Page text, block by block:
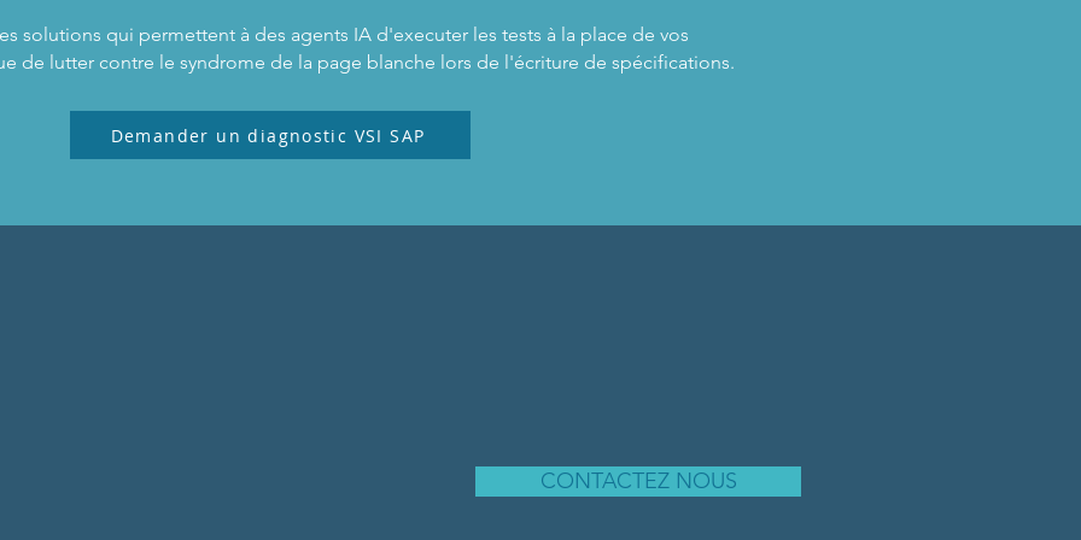
solutions qui permettent à des agents IA d'executer les tests à la place de vos
de lutter contre le syndrome de la page blanche lors de l'écriture de spécifications.
Demander un diagnostic VSI SAP
CONTACTEZ NOUS